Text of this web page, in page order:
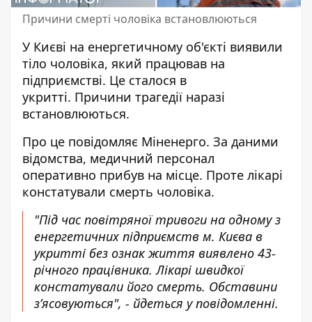
Причини смерті чоловіка встановлюються
У Києві на енергетичному об'єкті виявили
тіло чоловіка, який працював на
підприємстві. Це сталося в
укритті. Причини трагедії наразі
встановлюються.
Про це повідомляє Міненерго. За даними
відомства, медичний персонал
оперативно прибув на місце. Проте лікарі
констатували смерть чоловіка.
"Під час повітряної тривоги на одному з
енергетичних підприємств м. Києва в
укритті без ознак життя виявлено 43-
річного працівника. Лікарі швидкої
констатували його смерть. Обставини
з’ясовуються", - йдеться у повідомленні.